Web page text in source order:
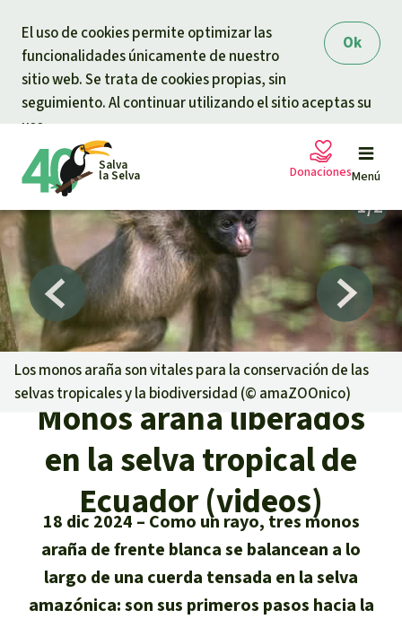
Ok
El uso de cookies permite optimizar las
funcionalidades únicamente de nuestro
sitio web. Se trata de cookies propias, sin
seguimiento. Al continuar utilizando el sitio aceptas su
uso.
Salva
la Selva Menú
Peticiones
Proyectos
Informaciones
Informaciones
Suscribirme al boletín
Prensa
Banners Salva la Selva
Temas
Clima
Madera tropical
Biodiversidad
Salva la Selva
Salva la Selva
Acerca de Salva la Selva
40 años Salva la Selva
En los Medios
Búsqueda
Español
Deutsch
Donaciones
Tu donación ayuda
Donación general
Urgen donaciones
Certificados de donación
Preguntas y Respuestas
Donar para un tema
Bienestar animal
Defensa de la selva
Donar para una región
Sudeste de Asia
Los monos araña son vitales para la conservación de las
selvas tropicales y la biodiversidad (© amaZOOnico)
Monos araña liberados
en la selva tropical de
Ecuador (videos)
18 dic 2024
Como un rayo, tres monos
araña de frente blanca se balancean a lo
largo de una cuerda tensada en la selva
amazónica: son sus primeros pasos hacia la